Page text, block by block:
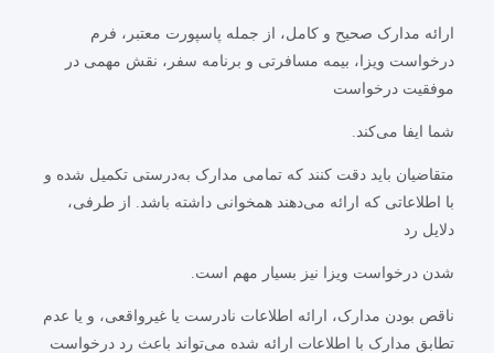
ارائه مدارک صحیح و کامل، از جمله پاسپورت معتبر، فرم
درخواست ویزا، بیمه مسافرتی و برنامه سفر، نقش مهمی در
موفقیت درخواست
شما ایفا می‌کند.
متقاضیان باید دقت کنند که تمامی مدارک به‌درستی تکمیل شده و
با اطلاعاتی که ارائه می‌دهند همخوانی داشته باشد. از طرفی،
دلایل رد
شدن درخواست ویزا نیز بسیار مهم است.
ناقص بودن مدارک، ارائه اطلاعات نادرست یا غیرواقعی، و یا عدم
تطابق مدارک با اطلاعات ارائه شده می‌تواند باعث رد درخواست